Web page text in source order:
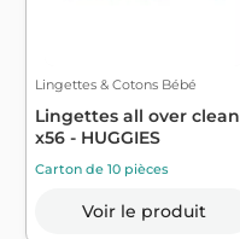
Lingettes & Cotons Bébé
Lingettes all over clean
x56 - HUGGIES
Carton de 10 pièces
Voir le produit